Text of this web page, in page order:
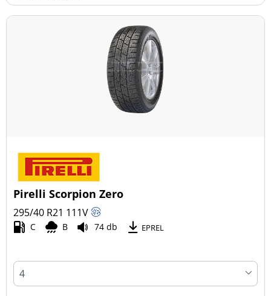
Pirelli Scorpion Zero
295/40 R21 111V
C B 74 db EPREL